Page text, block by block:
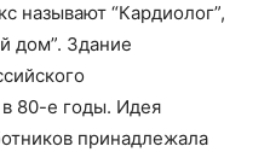
называют “Кардиолог”,
дом”. Здание
80-е годы. Идея
принадлежала